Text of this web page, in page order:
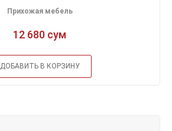
Прихожая мебель
12 680 сум
ДОБАВИТЬ В КОРЗИНУ